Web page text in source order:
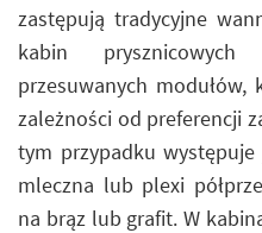
zastępują tradycyjne
kabin prysznicowych
przesuwanych modułów,
zależności od preferencji
tym przypadku
mleczna lub plexi
na brąz lub grafit. W